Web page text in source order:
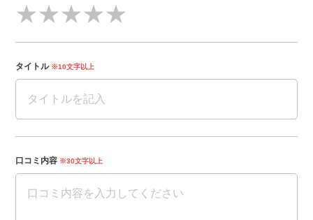
★
★
★
★
★
タイトル ※10文字以上
口コミ内容 ※30文字以上